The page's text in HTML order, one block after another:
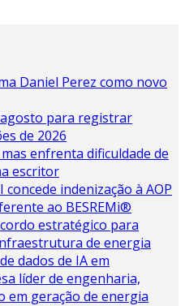
Daniel Perez como novo
para registrar
de 2026
enfrenta dificuldade de
escritor
indenização à AOP
ao BESREMi®
estratégico para
de energia
dados de IA em
líder de engenharia,
em geração de energia